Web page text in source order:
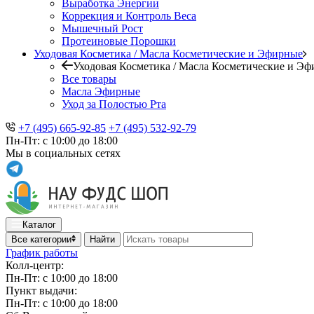
Выработка Энергии
Коррекция и Контроль Веса
Мышечный Рост
Протеиновые Порошки
Уходовая Косметика / Масла Косметические и Эфирные
Уходовая Косметика / Масла Косметические и
Все товары
Масла Эфирные
Уход за Полостью Рта
+7 (495) 665-92-85 +7 (495) 532-92-79
Пн-Пт: с 10:00 до 18:00
Мы в социальных сетях
Каталог
Все категории
Найти
График работы
Колл-центр:
Пн-Пт: с 10:00 до 18:00
Пункт выдачи:
Пн-Пт: с 10:00 до 18:00